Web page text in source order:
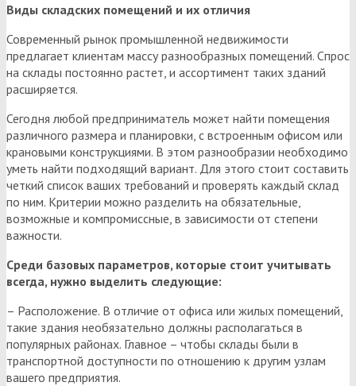
Виды складских помещений и их отличия
Современный рынок промышленной недвижимости
предлагает клиентам массу разнообразных помещений. Спрос
на склады постоянно растет, и ассортимент таких зданий
расширяется.
Сегодня любой предприниматель может найти помещения
различного размера и планировки, с встроенным офисом или
крановыми конструкциями. В этом разнообразии необходимо
уметь найти подходящий вариант. Для этого стоит составить
четкий список ваших требований и проверять каждый склад
по ним. Критерии можно разделить на обязательные,
возможные и компромиссные, в зависимости от степени
важности.
Среди базовых параметров, которые стоит учитывать
всегда, нужно выделить следующие:
– Расположение. В отличие от офиса или жилых помещений,
такие здания необязательно должны располагаться в
популярных районах. Главное – чтобы склады были в
транспортной доступности по отношению к другим узлам
вашего предприятия.